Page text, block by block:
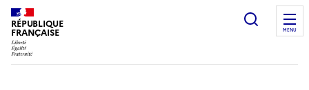
RÉPUBLIQUE
FRANÇAISE MENU